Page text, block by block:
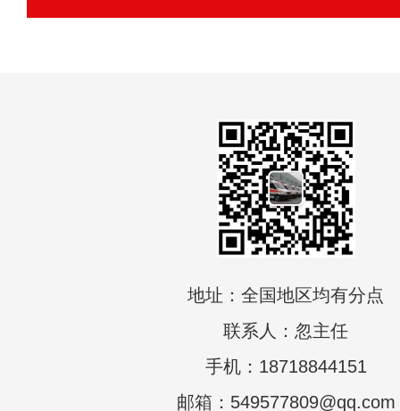
地址：全国地区均有分点
联系人：忽主任
手机：18718844151
邮箱：549577809@qq.com